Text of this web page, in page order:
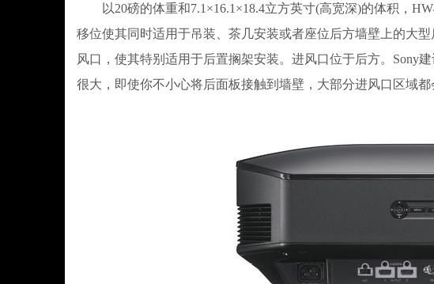
以20磅的体重和7.1×16.1×18.4立方英寸(高宽深)的体积，
移位使其同时适用于吊装、茶几安装或者座位后方墙壁上的大
风口，使其特别适用于后置搁架安装。进风口位于后方。Sony
很大，即使你不小心将后面板接触到墙壁，大部分进风口区域都